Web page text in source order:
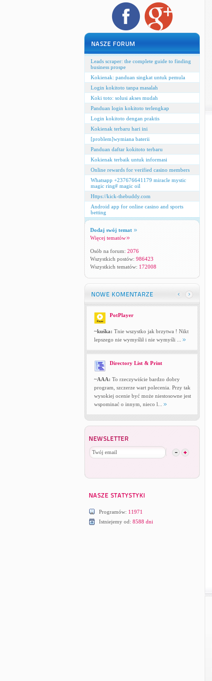
Leads scraper: the complete guide to finding
business prospe
Kokienak: panduan singkat untuk pemula
Login kokitoto tanpa masalah
Koki toto: solusi akses mudah
Panduan login kokitoto terlengkap
Login kokitoto dengan praktis
Kokienak terbaru hari ini
[problem]wymiana baterii
Panduan daftar kokitoto terbaru
Kokienak terbaik untuk informasi
Online rewards for verified casino members
Whatsapp +237676641179 miracle mystic
magic ring# magic oil
Https://kick-thebuddy.com
Android app for online casino and sports
betting
Dodaj swój temat
Więcej tematów
Osób na forum: 2076
Wszystkich postów: 986423
Wszystkich tematów: 172008
PotPlayer
~kuśka: Tnie wszystko jak brzytwa ! Nikt
lepszego nie wymyślił i nie wymyśli ...
Directory List & Print
~AAA: To rzeczywiście bardzo dobry
program, szczerze wart polecenia. Przy tak
wysokiej ocenie być może niestosowne jest
wspominać o innym, nieco l...
Programów: 11971
Istniejemy od: 8588 dni